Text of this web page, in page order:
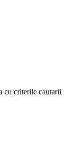
cu criterile cautarii